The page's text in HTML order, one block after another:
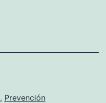
, Prevención